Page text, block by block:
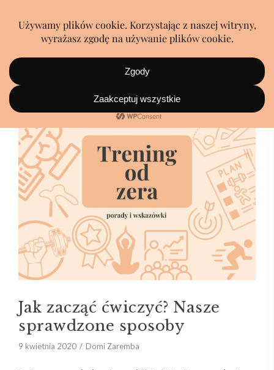
Jak zacząć ćwiczyć? Nasze
sprawdzone sposoby
9 kwietnia 2020 Domi Zaremba